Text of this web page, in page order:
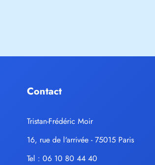
Contact
Tristan-Frédéric Moir
16, rue de l'arrivée - 75015 Paris
Tel : 06 10 80 44 40